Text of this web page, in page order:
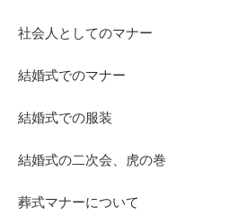
社会人としてのマナー
結婚式でのマナー
結婚式での服装
結婚式の二次会、虎の巻
葬式マナーについて